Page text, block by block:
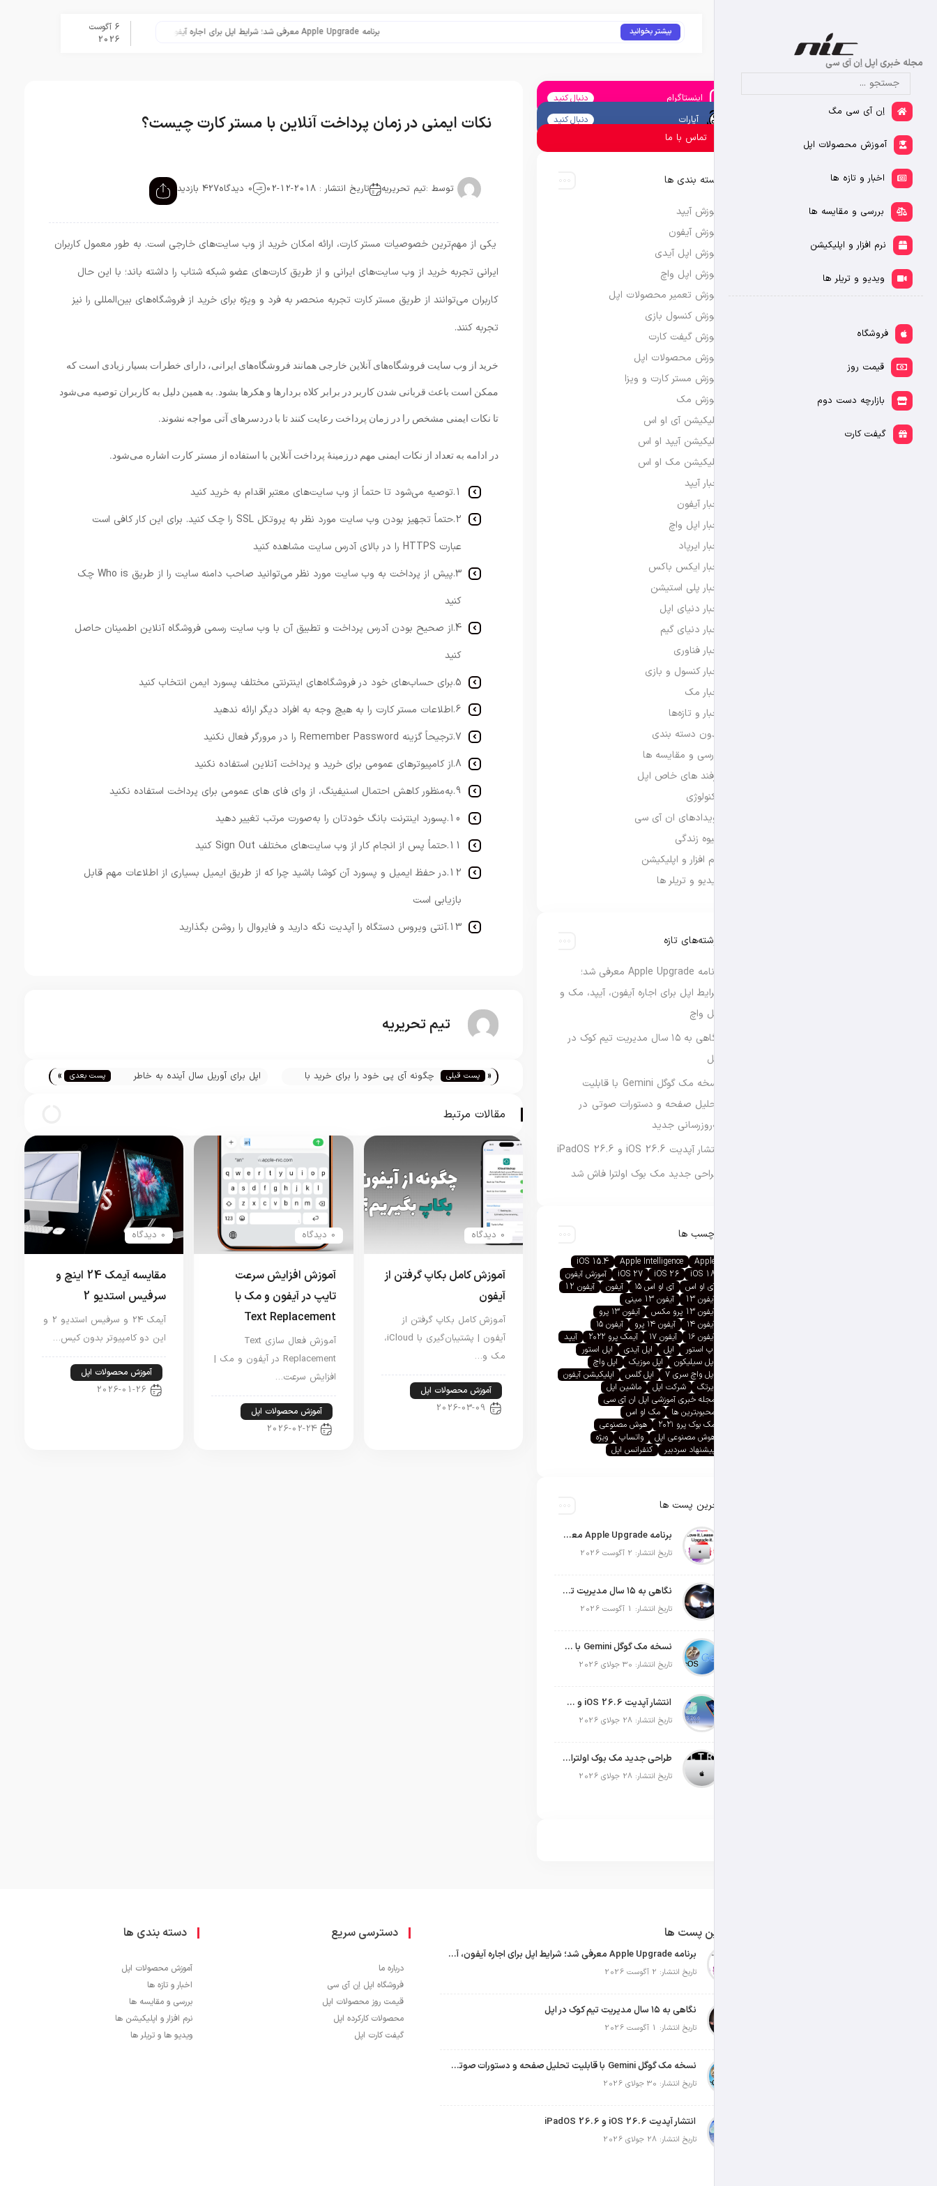
مجله خبری اپل اِن آی سی
اِن آی سی مگ
آموزش محصولات اپل
اخبار و تازه ها
بررسی و مقایسه ها
نرم افزار و اپلیکیشن
ویدیو و تریلر ها
فروشگاه
قیمت روز
بازارچه دست دوم
گیفت کارت
بیشتر بخوانید نگاهی به ۱۵ سال مدیریت تیم کوک در اپل6 آگوست
2026
نکات ایمنی در زمان پرداخت آنلاین با مستر کارت چیست؟
توسط :تیم تحریریه تاریخ انتشار : 2018-12-02 0 دیدگاه 427 بازدید
یکی از مهم‌ترین خصوصیات مستر کارت، ارائه امکان خرید از وب سایت‌های خارجی است. به طور معمول کاربران
ایرانی تجربه خرید از وب سایت‌های ایرانی و از طریق کارت‌های عضو شبکه شتاب را داشته باند؛ با این حال
کاربران می‌توانند از طریق مستر کارت تجربه منحصر به فرد و ویژه برای خرید از فروشگاه‌های بین‌المللی را نیز
تجربه کنند.
خرید از وب سایت فروشگاه‌های آنلاین خارجی همانند فروشگاه‌های ایرانی، دارای خطرات بسیار زیادی است که
ممکن است باعث قربانی شدن کاربر در برابر کلاه بردارها و هکرها بشود. به همین دلیل به کاربران توصیه می‌شود
تا نکات ایمنی مشخص را در زمان پرداخت رعایت کنند تا با دردسرهای آتی مواجه نشوند.
در ادامه به تعداد از نکات ایمنی مهم درزمینهٔ پرداخت آنلاین با استفاده از مستر کارت اشاره می‌شود.
1.توصیه می‌شود تا حتماً از وب سایت‌های معتبر اقدام به خرید کنید
2.حتماً تجهیز بودن وب سایت مورد نظر به پروتکل SSL را چک کنید. برای این کار کافی است
عبارت HTTPS را در بالای آدرس سایت مشاهده کنید
3.پیش از پرداخت به وب سایت مورد نظر می‌توانید صاحب دامنه سایت را از طریق Who is چک
کنید
4.از صحیح بودن آدرس پرداخت و تطبیق آن با وب سایت رسمی فروشگاه آنلاین اطمینان حاصل
کنید
5.برای حساب‌های خود در فروشگاه‌های اینترنتی مختلف پسورد ایمن انتخاب کنید
6.اطلاعات مستر کارت را به هیچ وجه به افراد دیگر ارائه ندهید
7.ترجیحاً گزینه Remember Password را در مرورگر فعال نکنید
8.از کامپیوترهای عمومی برای خرید و پرداخت آنلاین استفاده نکنید
9.به‌منظور کاهش احتمال اسنیفینگ، از وای فای های عمومی برای پرداخت استفاده نکنید
10.پسورد اینترنت بانگ خودتان را به‌صورت مرتب تغییر دهید
11.حتماً پس از انجام کار از وب سایت‌های مختلف Sign Out کنید
12.در حفظ ایمیل و پسورد آن کوشا باشید چرا که از طریق ایمیل بسیاری از اطلاعات مهم قابل
بازیابی است
13.آنتی ویروس دستگاه را آپدیت نگه دارید و فایروال را روشن بگذارید
تیم تحریریه
« پست قبلی
چگونه آی پی خود را برای خرید با
اپل برای آوریل سال آینده به خاطر
پست بعدی »
مقالات مرتبط
0 دیدگاه
آموزش کامل بکاپ گرفتن از
آیفون
آموزش کامل بکاپ گرفتن از
آیفون | پشتیبان‌گیری با iCloud،
مک و…
آموزش محصولات اپل
2026-03-09
0 دیدگاه
آموزش افزایش سرعت
تایپ در آیفون و مک با
Text Replacement
آموزش فعال سازی Text
Replacement در آیفون و مک |
افزایش سرعت…
آموزش محصولات اپل
2026-02-24
0 دیدگاه
مقایسه آیمک 24 اینچ و
سرفیس استدیو 2
آیمک 24 و سرفیس استدیو 2 و
این دو کامپیوتر بدون کیس…
آموزش محصولات اپل
2026-01-26
اینستاگرام دنبال کنید
آپارات دنبال کنید
تماس با ما
دسته بندی ها
آموزش آیپد
آموزش آیفون
آموزش اپل آیدی
آموزش اپل واچ
آموزش تعمیر محصولات اپل
آموزش کنسول بازی
آموزش گیفت کارت
آموزش محصولات اپل
آموزش مستر کارت و ویزا
آموزش مک
اپلیکیشن آی او اس
اپلیکیشن آیپد او اس
اپلیکیشن مک او اس
اخبار آیپد
اخبار آیفون
اخبار اپل واچ
اخبار ایرپاد
اخبار ایکس باکس
اخبار پلی استیشن
اخبار دنیای اپل
اخبار دنیای گیم
اخبار فناوری
اخبار کنسول و بازی
اخبار مک
اخبار و تازه‌ها
بدون دسته بندی
بررسی و مقایسه ها
ترفند های خاص اپل
تکنولوژی
رویدادهای ان آی سی
شیوه زندگی
نرم افزار و اپلیکیشن
ویدیو و تریلر ها
نوشته‌های تازه
برنامه Apple Upgrade معرفی شد؛
شرایط اپل برای اجاره آیفون، آیپد، مک و
اپل واچ
نگاهی به ۱۵ سال مدیریت تیم کوک در
اپل
نسخه مک گوگل Gemini با قابلیت
تحلیل صفحه و دستورات صوتی در
به‌روزرسانی جدید
انتشار آپدیت iOS 26.6 و iPadOS 26.6
طراحی جدید مک بوک اولترا فاش شد
برچسب ها
Apple
Apple Intelligence
iOS 15.4
iOS 18
iOS 26
iOS 27
آموزش آیفون
آی او اس
آی او اس ۱۵ آیفون
آیفون 12
آیفون 13
آیفون 13 مینی
آیفون 13 پرو مکس
آیفون ۱۳ پرو
آیفون ۱۴
آیفون ۱۴ پرو
آیفون ۱۵
آیفون ۱۶
آیفون ۱۷ آیمک پرو ۲۰۲۲
آیپد
اپ استور
اپل اپل آیدی
اپل استور
اپل سیلیکون
اپل موزیک
اپل واچ
اپل واچ سری ۷
اپل گلس
اپلیکیشن آیفون
ایرتگ
شرکت اپل
ماشین اپل
مجله خبری آموزشی اپل ان آی سی
محبوبترین ها
مک او اس
مک بوک پرو ۲۰۲۱
هوش مصنوعی
هوش مصنوعی اپل
واتساپ
ویژه
پیشنهاد سردبیر
کنفرانس اپل
آخرین پست ها
برنامه Apple Upgrade معرفی شد؛ شرایط اپل برای اجاره آیفون، آیپد، مک و اپل واچ
تاریخ انتشار: 2 آگوست 2026
نگاهی به ۱۵ سال مدیریت تیم کوک در اپل
تاریخ انتشار: 1 آگوست 2026
نسخه مک گوگل Gemini با قابلیت تحلیل صفحه و دستورات صوتی در به‌روزرسانی جدید
تاریخ انتشار: 30 جولای 2026
انتشار آپدیت iOS 26.6 و iPadOS 26.6
تاریخ انتشار: 28 جولای 2026
طراحی جدید مک بوک اولترا فاش شد
تاریخ انتشار: 28 جولای 2026
آخرین پست ها
برنامه Apple Upgrade معرفی شد؛ شرایط اپل برای اجاره آیفون، آیپد، مک و اپل واچ
تاریخ انتشار: 2 آگوست 2026
نگاهی به ۱۵ سال مدیریت تیم کوک در اپل
تاریخ انتشار: 1 آگوست 2026
نسخه مک گوگل Gemini با قابلیت تحلیل صفحه و دستورات صوتی در به‌روزرسانی جدید
تاریخ انتشار: 30 جولای 2026
انتشار آپدیت iOS 26.6 و iPadOS 26.6
تاریخ انتشار: 28 جولای 2026
دسترسی سریع
درباره ما
فروشگاه اپل اِن آی سی
قیمت روز محصولات اپل
محصولات کارکرده اپل
گیفت کارت اپل
دسته بندی ها
آموزش محصولات اپل
اخبار و تازه ها
بررسی و مقایسه ها
نرم افزار و اپلیکیشن ها
ویدیو ها و تریلر ها